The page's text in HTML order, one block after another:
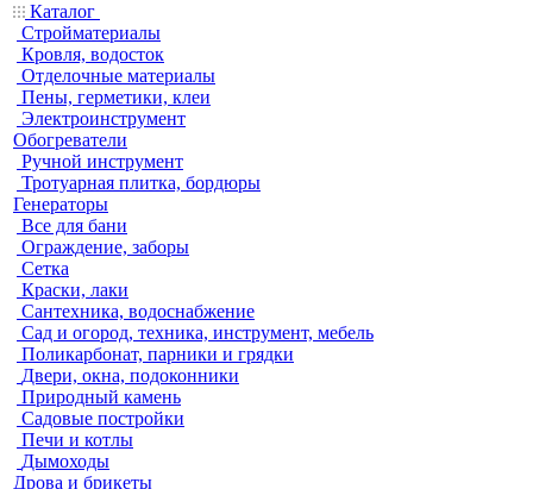
Каталог
Стройматериалы
Кровля, водосток
Отделочные материалы
Пены, герметики, клеи
Электроинструмент
Обогреватели
Ручной инструмент
Тротуарная плитка, бордюры
Генераторы
Все для бани
Ограждение, заборы
Сетка
Краски, лаки
Сантехника, водоснабжение
Сад и огород, техника, инструмент, мебель
Поликарбонат, парники и грядки
Двери, окна, подоконники
Природный камень
Садовые постройки
Печи и котлы
Дымоходы
Дрова и брикеты